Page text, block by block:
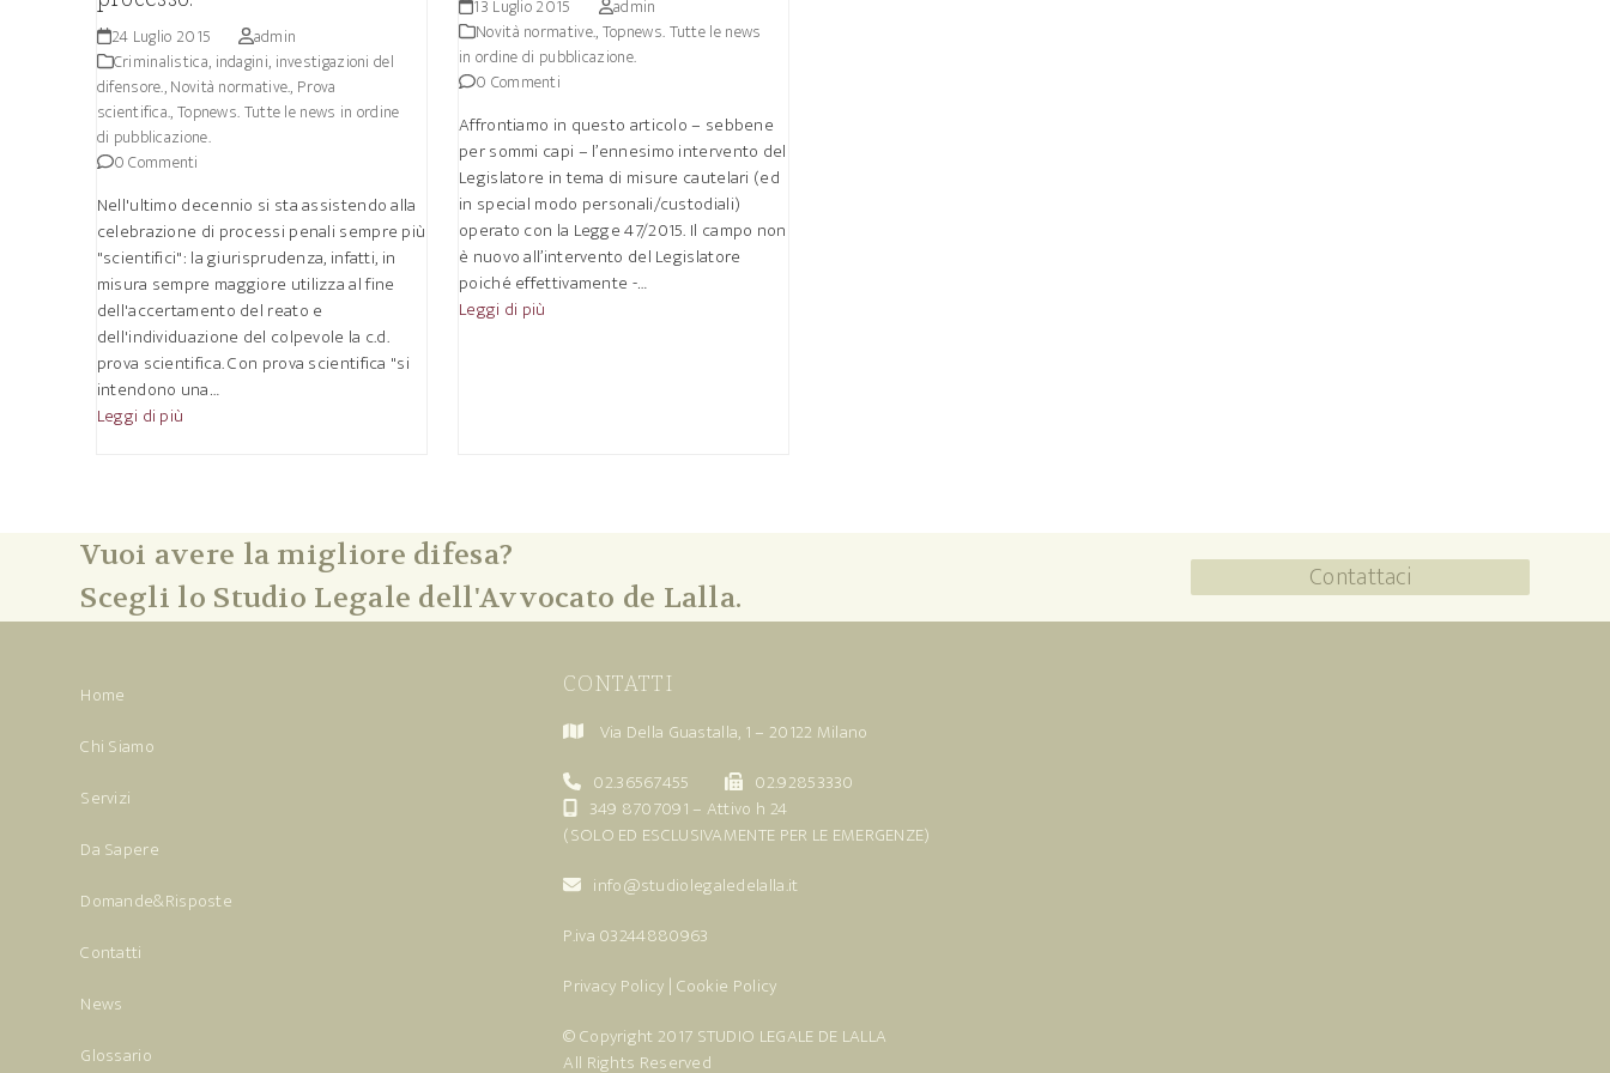
24 Luglio 2015
admin
Criminalistica, indagini, investigazioni del
difensore.,Novità normative., Prova
scientifica.,Topnews. Tutte le news in ordine
di pubblicazione.
0 Commenti
Nell'ultimo decennio si sta assistendo alla
celebrazione di processi penali sempre più
"scientifici": la giurisprudenza, infatti, in
misura sempre maggiore utilizza al fine
dell'accertamento del reato e
dell'individuazione del colpevole la c.d.
prova scientifica. Con prova scientifica "si
intendono una…
Leggi di più
13 Luglio 2015
admin
Novità normative.,Topnews. Tutte le news
in ordine di pubblicazione.
0 Commenti
Affrontiamo in questo articolo – sebbene
per sommi capi – l’ennesimo intervento del
Legislatore in tema di misure cautelari (ed
in special modo personali/custodiali)
operato con la Legge 47/2015. Il campo non
è nuovo all’intervento del Legislatore
poiché effettivamente -…
Leggi di più
Vuoi avere la migliore difesa?
Scegli lo Studio Legale dell'Avvocato de Lalla.
Contattaci
Home
Chi Siamo
Servizi
Da Sapere
Domande&Risposte
Contatti
News
Glossario
CONTATTI
Via Della Guastalla, 1 – 20122 Milano
02.36567455
02.92853330
349 8707091 – Attivo h 24
(SOLO ED ESCLUSIVAMENTE PER LE EMERGENZE)
info@studiolegaledelalla.it
P.iva 03244880963
Privacy Policy | Cookie Policy
© Copyright 2017 STUDIO LEGALE DE LALLA
All Rights Reserved